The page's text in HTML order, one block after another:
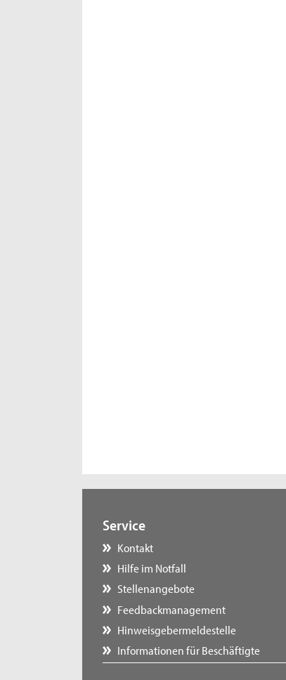
Service
Kontakt
Hilfe im Notfall
Stellenangebote
Feedbackmanagement
Hinweisgebermeldestelle
Informationen für Beschäftigte